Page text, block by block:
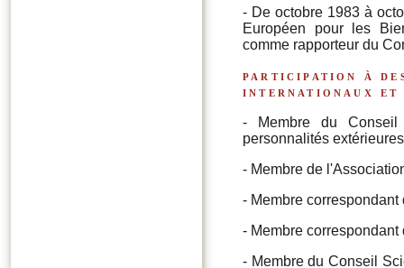
- De octobre 1983 à
Européen pour les
comme rapporteur du
participation à
internationaux et
- Membre du
personnalités
- Membre de
- Membre
- Membre
- Membre du Conseil